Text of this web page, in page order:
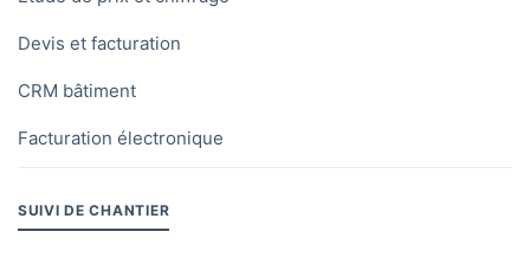
Devis et facturation
CRM bâtiment
Facturation électronique
SUIVI DE CHANTIER